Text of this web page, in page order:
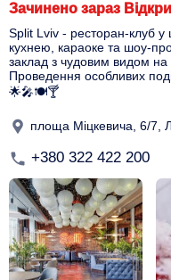
Зачинено зараз
Split Lviv - ресторан-клуб у
кухнею, караоке та шоу-
заклад з чудовим видом на
Проведення особливих
🌟🎤🍽️🍸
площа Міцкевича, 6/7,
+380 322 422 200